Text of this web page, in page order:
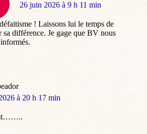
dit
26 juin 2026 à 9 h 11 min
! Laissons lui le temps de
sa différence. Je gage que BV nous
à 20 h 17 min